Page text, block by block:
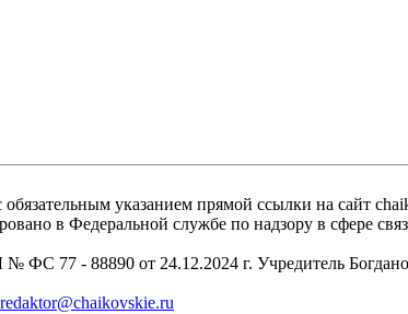
указанием прямой ссылки на сайт
в Федеральной службе по надзору в сфере
№ ФС 77 - 88890 от 24.12.2024 г. Учредитель
redaktor@chaikovskie.ru